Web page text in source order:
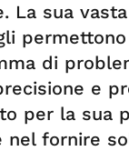
La sua
di
e
per la sua
nel fornire